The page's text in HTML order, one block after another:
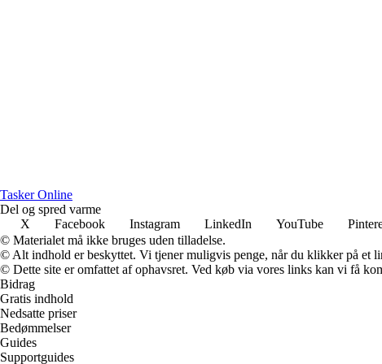
Tasker Online
Del og spred varme
X
Facebook Instagram LinkedIn YouTube
© Materialet må ikke bruges uden tilladelse.
© Alt indhold er beskyttet. Vi tjener muligvis penge, når du klikker på et
© Dette site er omfattet af ophavsret. Ved køb via vores links kan vi få
Bidrag
Gratis indhold
Nedsatte priser
Bedømmelser
Guides
Supportguides